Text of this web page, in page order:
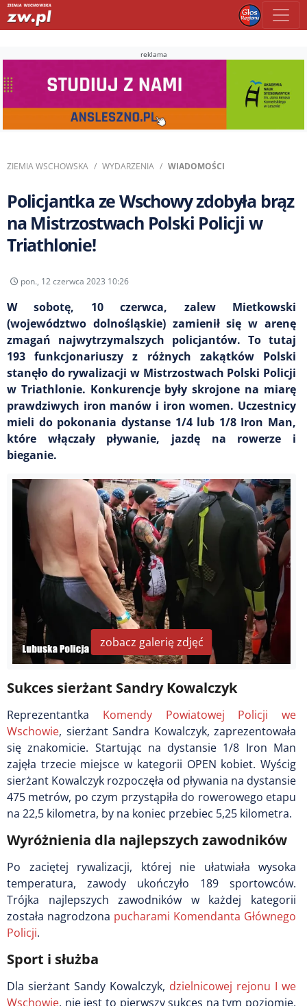
reklama
ZIEMIA WSCHOWSKA WYDARZENIA WIADOMOŚCI
Policjantka ze Wschowy zdobyła brąz
na Mistrzostwach Polski Policji w
Triathlonie!
pon., 12 czerwca 2023 10:26
W sobotę, 10 czerwca, zalew Mietkowski
(województwo dolnośląskie) zamienił się w arenę
zmagań najwytrzymalszych policjantów. To tutaj
193 funkcjonariuszy z różnych zakątków Polski
stanęło do rywalizacji w Mistrzostwach Polski Policji
w Triathlonie. Konkurencje były skrojone na miarę
prawdziwych iron manów i iron women. Uczestnicy
mieli do pokonania dystanse 1/4 lub 1/8 Iron Man,
które włączały pływanie, jazdę na rowerze i
bieganie.
zobacz galerię zdjęć
Sukces sierżant Sandry Kowalczyk
Reprezentantka Komendy Powiatowej Policji we
Wschowie, sierżant Sandra Kowalczyk, zaprezentowała
się znakomicie. Startując na dystansie 1/8 Iron Man
zajęła trzecie miejsce w kategorii OPEN kobiet. Wyścig
sierżant Kowalczyk rozpoczęła od pływania na dystansie
475 metrów, po czym przystąpiła do rowerowego etapu
na 22,5 kilometra, by na koniec przebiec 5,25 kilometra.
Wyróżnienia dla najlepszych zawodników
Po zaciętej rywalizacji, której nie ułatwiała wysoka
temperatura, zawody ukończyło 189 sportowców.
Trójka najlepszych zawodników w każdej kategorii
została nagrodzona pucharami Komendanta Głównego
Policji.
Sport i służba
Dla sierżant Sandy Kowalczyk, dzielnicowej rejonu I we
Wschowie, nie jest to pierwszy sukces na tym poziomie.